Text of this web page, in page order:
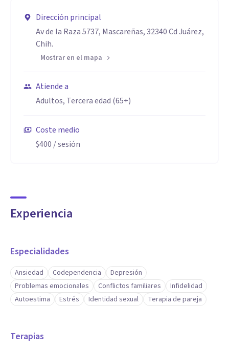
Dirección principal
Av de la Raza 5737, Mascareñas, 32340 Cd Juárez,
Chih.
Mostrar en el mapa
Atiende a
Adultos, Tercera edad (65+)
Coste medio
$400 / sesión
Experiencia
Especialidades
Ansiedad Codependencia
Depresión
Problemas emocionales
Conflictos familiares
Infidelidad
Autoestima
Estrés Identidad sexual Terapia de pareja
Terapias